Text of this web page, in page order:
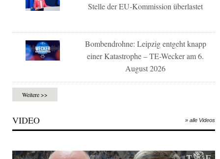
Stelle der EU-Kommission überlastet
Bombendrohne: Leipzig entgeht knapp
einer Katastrophe – TE-Wecker am 6.
August 2026
Weitere >>
VIDEO » alle Videos